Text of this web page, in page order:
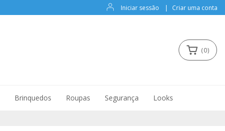
Iniciar sessão | Criar uma conta
(0)
Brinquedos Roupas Segurança Looks